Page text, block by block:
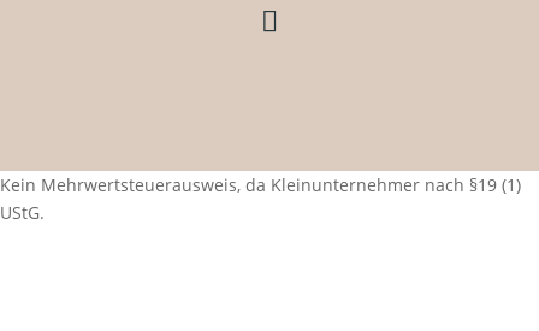

Kein Mehrwertsteuerausweis, da Kleinunternehmer nach §19 (1)
UStG.